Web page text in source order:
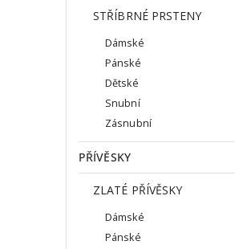
STŘÍBRNÉ PRSTENY
Dámské
Pánské
Dětské
Snubní
Zásnubní
PŘÍVĚSKY
ZLATÉ PŘÍVĚSKY
Dámské
Pánské